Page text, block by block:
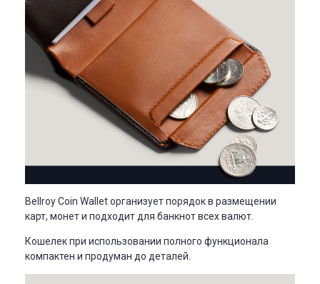
Bellroy Coin Wallet организует порядок в размещении
карт, монет и подходит для банкнот всех валют.
Кошелек при использовании полного функционала
компактен и продуман до деталей.